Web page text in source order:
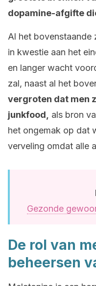
dopamine-afgifte
Al het
in kwestie aan het
en langer wacht
zal, naast al het
vergroten dat men
junkfood,
als bron
het ongemak op dat
verveling omdat alle
Gezonde
De rol van
beheersen